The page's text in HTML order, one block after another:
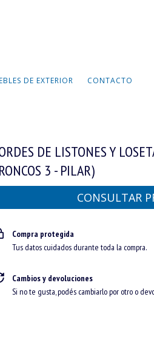
DE EXTERIOR CONTACTO
DE LISTONES Y
3 - PILAR)
Compra protegida
Tus datos cuidados durante toda la compra.
Cambios y devoluciones
Si no te gusta, podés cambiarlo por otro o